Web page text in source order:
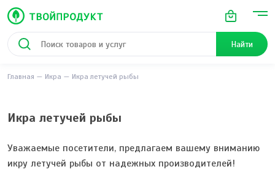
Найти
Главная Икра Икра летучей рыбы
Икра летучей рыбы
Уважаемые посетители, предлагаем вашему вниманию
икру летучей рыбы от надежных производителей!